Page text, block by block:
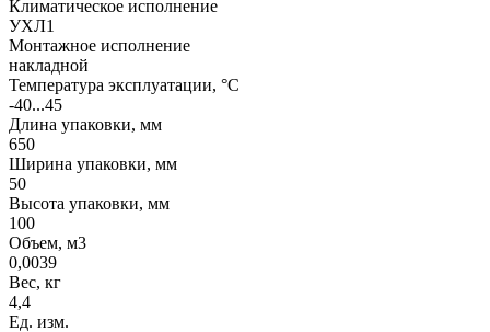
Климатическое исполнение
УХЛ1
Монтажное исполнение
накладной
Температура эксплуатации, °С
-40...45
Длина упаковки, мм
650
Ширина упаковки, мм
50
Высота упаковки, мм
100
Объем, м3
0,0039
Вес, кг
4,4
Ед. изм.